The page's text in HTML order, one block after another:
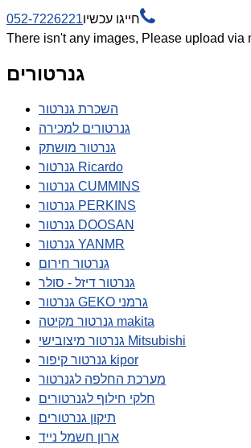
חייגו עכשיו052-7226221 
There isn't any images, Please upload
גנרטורים
השכרת גנרטור
גנרטורים למכירה
גנרטור מושתק
גנרטור Ricardo
גנרטור CUMMINS
גנרטור PERKINS
גנרטור DOOSAN
גנרטור YANMR
גנרטור חירום
גנרטור דיזל - סולר
גנרטור GEKO גרמני
גנרטור מקיטה makita
גנרטור מיצובישי Mitsubishi
גנרטור קיפור kipor
מערכת החלפה לגנרטור
חלקי חילוף לגנרטורים
תיקון גנרטורים
ארון חשמל נייד